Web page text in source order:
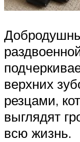
верхних
резцами,
выглядят
всю жизнь.